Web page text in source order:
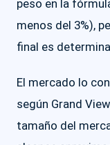
peso en la
menos del 3%),
final es
El mercado lo
según Grand
tamaño del